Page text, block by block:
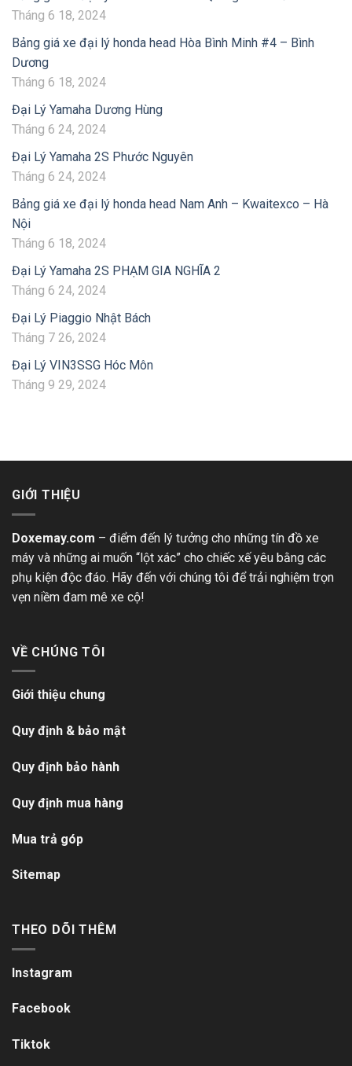
Tháng 6 18, 2024
Bảng giá xe đại lý honda head Hòa Bình Minh #4 – Bình
Dương
Tháng 6 18, 2024
Đại Lý Yamaha Dương Hùng
Tháng 6 24, 2024
Đại Lý Yamaha 2S Phước Nguyên
Tháng 6 24, 2024
Bảng giá xe đại lý honda head Nam Anh – Kwaitexco – Hà
Nội
Tháng 6 18, 2024
Đại Lý Yamaha 2S PHẠM GIA NGHĨA 2
Tháng 6 24, 2024
Đại Lý Piaggio Nhật Bách
Tháng 7 26, 2024
Đại Lý VIN3SSG Hóc Môn
Tháng 9 29, 2024
GIỚI THIỆU
Doxemay.com – điểm đến lý tưởng cho những tín đồ xe
máy và những ai muốn “lột xác” cho chiếc xế yêu bằng các
phụ kiện độc đáo. Hãy đến với chúng tôi để trải nghiệm trọn
vẹn niềm đam mê xe cộ!
VỀ CHÚNG TÔI
Giới thiệu chung
Quy định & bảo mật
Quy định bảo hành
Quy định mua hàng
Mua trả góp
Sitemap
THEO DÕI THÊM
Instagram
Facebook
Tiktok